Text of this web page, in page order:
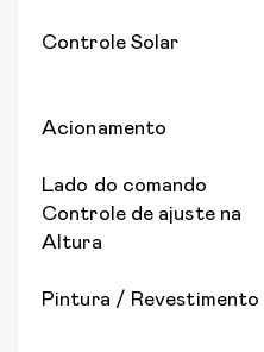
Controle Solar
Acionamento
Lado do comando
Controle de ajuste na
Altura
Pintura / Revestimento